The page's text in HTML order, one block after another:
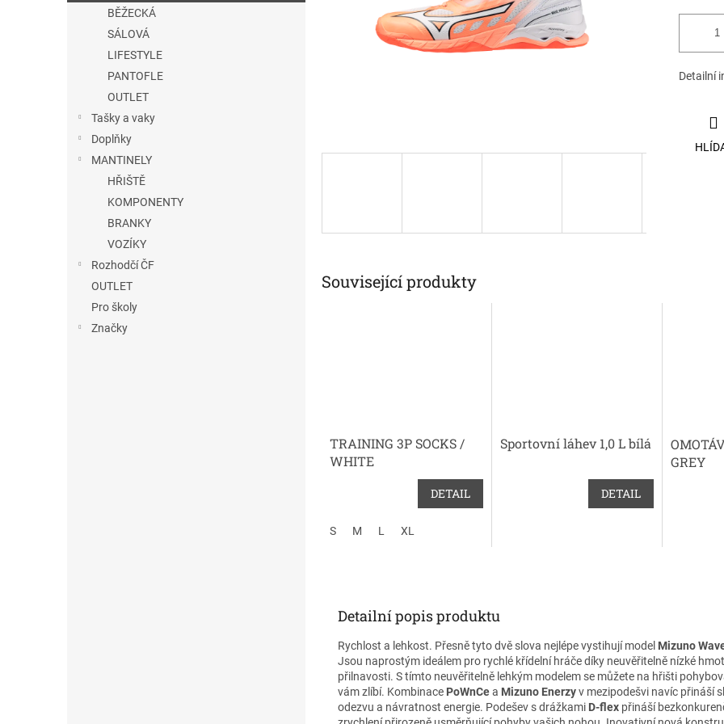
BĚŽECKÁ
SÁLOVÁ
LIFESTYLE
PANTOFLE
OUTLET
Tašky a vaky
Doplňky
MANTINELY
HŘIŠTĚ
KOMPONENTY
BRANKY
VOZÍKY
Rozhodčí ČF
OUTLET
Pro školy
Značky
Detailní
Související produkty
TRAINING 3P SOCKS /
WHITE
DETAIL
S M L XL
Sportovní láhev 1,0 L bílá
DETAIL
GREY
Detailní popis produktu
Rychlost a lehkost. Přesně tyto dvě slova nejlépe vystihují model Mizuno
Jsou naprostým ideálem pro rychlé křídelní hráče díky neuvěřitelně nízké
přilnavosti. S tímto neuvěřitelně lehkým modelem se můžete na hřišti
vám zlíbí. Kombinace PoWnCea Mizuno Enerzyv mezipodešvi navíc přináší
odezvu a návratnost energie. Podešev s drážkami D-flex přináší